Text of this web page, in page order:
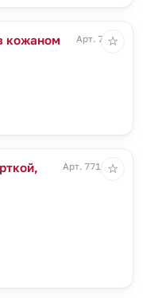
кожаном
Арт. 7708
☆
Арт. 7716.30
☆